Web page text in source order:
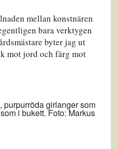
mellan konstnären
bara verktygen
byter jag ut
mot jord och färg mot
purpurröda girlanger som
i bukett. Foto: Markus